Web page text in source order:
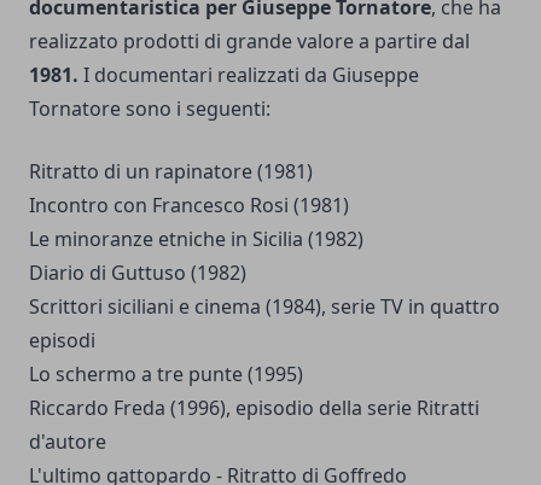
documentaristica per Giuseppe Tornatore, che ha
realizzato prodotti di grande valore a partire dal
1981. I documentari realizzati da Giuseppe
Tornatore sono i seguenti:
Ritratto di un rapinatore (1981)
Incontro con Francesco Rosi (1981)
Le minoranze etniche in Sicilia (1982)
Diario di Guttuso (1982)
Scrittori siciliani e cinema (1984), serie TV in quattro
episodi
Lo schermo a tre punte (1995)
Riccardo Freda (1996), episodio della serie Ritratti
d'autore
L'ultimo gattopardo - Ritratto di Goffredo